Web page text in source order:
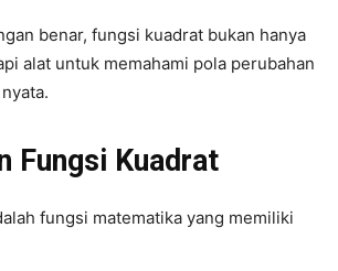
benar, fungsi kuadrat bukan hanya
alat untuk memahami pola perubahan
Fungsi Kuadrat
fungsi matematika yang memiliki